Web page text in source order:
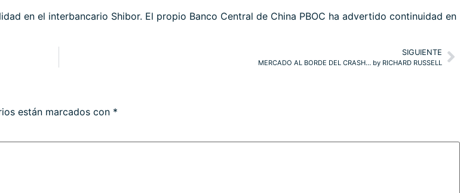
en el interbancario Shibor. El propio Banco Central de China PBOC ha advertido continuidad en
SIGUIENTE
MERCADO AL BORDE DEL CRASH… by RICHARD RUSSELL
están marcados con *